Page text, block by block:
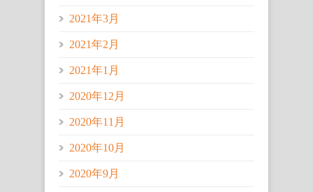
2021年3月
2021年2月
2021年1月
2020年12月
2020年11月
2020年10月
2020年9月